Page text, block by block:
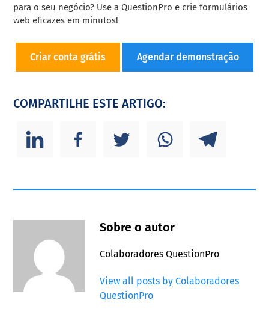
para o seu negócio? Use a QuestionPro e crie formulários
web eficazes em minutos!
Criar conta grátis Agendar demonstração
COMPARTILHE ESTE ARTIGO:
Sobre o autor
Colaboradores QuestionPro
View all posts by Colaboradores
QuestionPro